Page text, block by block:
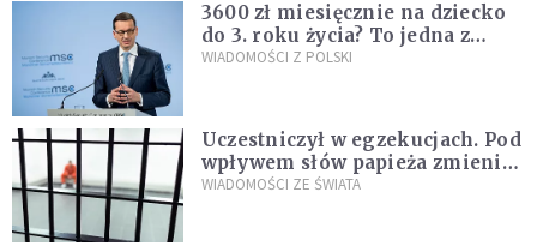
3600 zł miesięcznie na dziecko
do 3. roku życia? To jedna z
propozycji programu "Rozwój
WIADOMOŚCI Z POLSKI
Uczestniczył w egzekucjach. Pod
wpływem słów papieża zmienił
zdanie
WIADOMOŚCI ZE ŚWIATA